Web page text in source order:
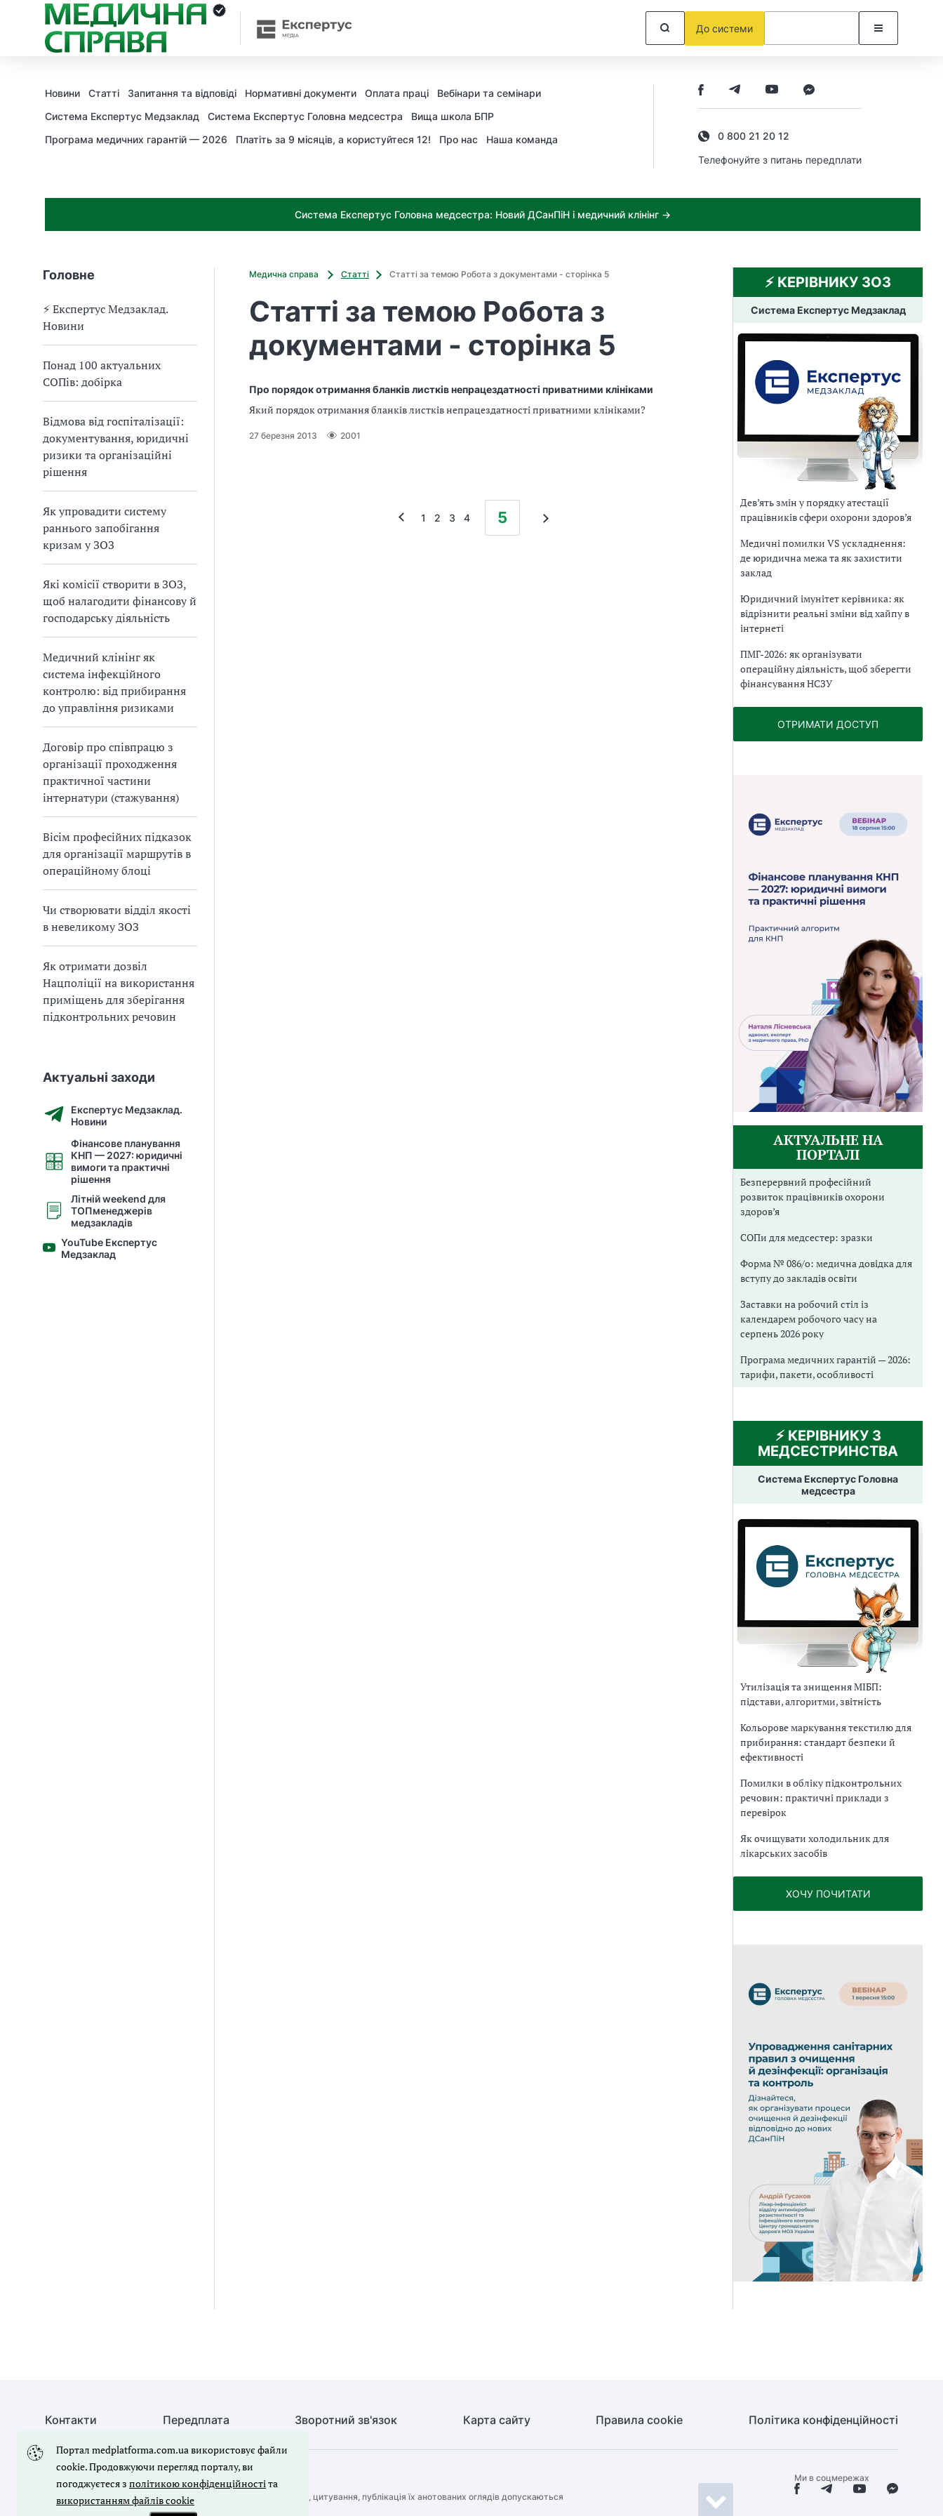
До системи
Новини Статті Запитання та відповіді Нормативні документи Оплата праці
Вебінари та семінари
Система Експертус Медзаклад
Система Експертус Головна медсестра
Вища школа БПР
Програма медичних гарантій — 2026
Платіть за 9 місяців, а користуйтеся 12! Про нас Наша команда
0 800 21 20 12
Телефонуйте з питань передплати
Система Експертус Головна медсестра: Новий ДСанПіН і медичний клінінг →
Головне
⚡️ Експертус Медзаклад.
Новини
Понад 100 актуальних
СОПів: добірка
Відмова від госпіталізації:
документування, юридичні
ризики та організаційні
рішення
Як упровадити систему
раннього запобігання
кризам у ЗОЗ
Які комісії створити в ЗОЗ,
щоб налагодити фінансову й
господарську діяльність
Медичний клінінг як
система інфекційного
контролю: від прибирання
до управління ризиками
Договір про співпрацю з
організації проходження
практичної частини
інтернатури (стажування)
Вісім професійних підказок
для організації маршрутів в
операційному блоці
Чи створювати відділ якості
в невеликому ЗОЗ
Як отримати дозвіл
Нацполіції на використання
приміщень для зберігання
підконтрольних речовин
Актуальні заходи
Експертус Медзаклад.
Новини
Фінансове планування
КНП — 2027: юридичні
вимоги та практичні
рішення
Літній weekend для
ТОПменеджерів
медзакладів
YouTube Експертус
Медзаклад
Медична справа Статті Статті за темою Робота з документами - сторінка 5
Статті за темою Робота з
документами - сторінка 5
Про порядок отримання бланків листків непрацездатності приватними клініками
Який порядок отримання бланків листків непрацездатності приватними клініками?
27 березня 2013 2001
1 2 3 4 5
⚡️ КЕРІВНИКУ ЗОЗ
Система Експертус Медзаклад
Дев’ять змін у порядку атестації
працівників сфери охорони здоров’я
Медичні помилки VS ускладнення:
де юридична межа та як захистити
заклад
Юридичний імунітет керівника: як
відрізнити реальні зміни від хайпу в
інтернеті
ПМГ-2026: як організувати
операційну діяльність, щоб зберегти
фінансування НСЗУ
ОТРИМАТИ ДОСТУП
АКТУАЛЬНЕ НА
ПОРТАЛІ
Безперервний професійний
розвиток працівників охорони
здоров’я
СОПи для медсестер: зразки
Форма № 086/о: медична довідка для
вступу до закладів освіти
Заставки на робочий стіл із
календарем робочого часу на
серпень 2026 року
Програма медичних гарантій — 2026:
тарифи, пакети, особливості
⚡️ КЕРІВНИКУ З
МЕДСЕСТРИНСТВА
Система Експертус Головна
медсестра
Утилізація та знищення МІБП:
підстави, алгоритми, звітність
Кольорове маркування текстилю для
прибирання: стандарт безпеки й
ефективності
Помилки в обліку підконтрольних
речовин: практичні приклади з
перевірок
Як очищувати холодильник для
лікарських засобів
ХОЧУ ПОЧИТАТИ
Контакти Передплата Зворотний зв'язок Карта сайту Правила cookie Політика конфіденційності
© Медична справа, 2026. Усі права захищено
Повне або часткове копіювання будь-яких матеріалів порталу, цитування, публікація їх анотованих оглядів допускаються
лише з письмового дозволу редакції порталу.
Ми в соцмережах
Портал medplatforma.com.ua використовує файли
cookie. Продовжуючи перегляд порталу, ви
погоджуєтеся з політикою конфіденційностіта
використанням файлів cookie